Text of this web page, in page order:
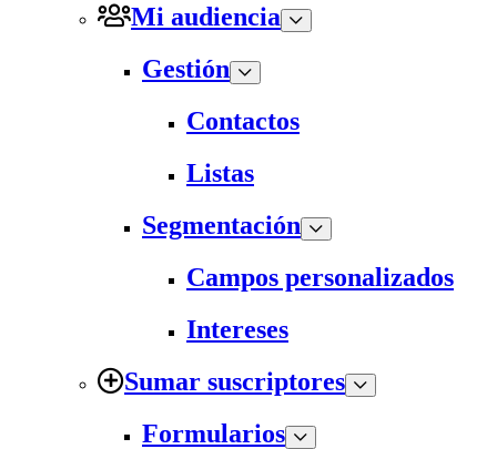
Mi audiencia
Gestión
Contactos
Listas
Segmentación
Campos personalizados
Intereses
Sumar suscriptores
Formularios